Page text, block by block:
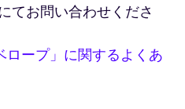
てお問い合わせくださ
ロープ」に関するよくあ